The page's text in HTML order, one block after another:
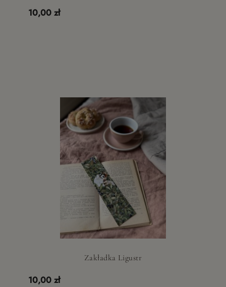
10,00 zł
Zakładka Ligustr
10,00 zł